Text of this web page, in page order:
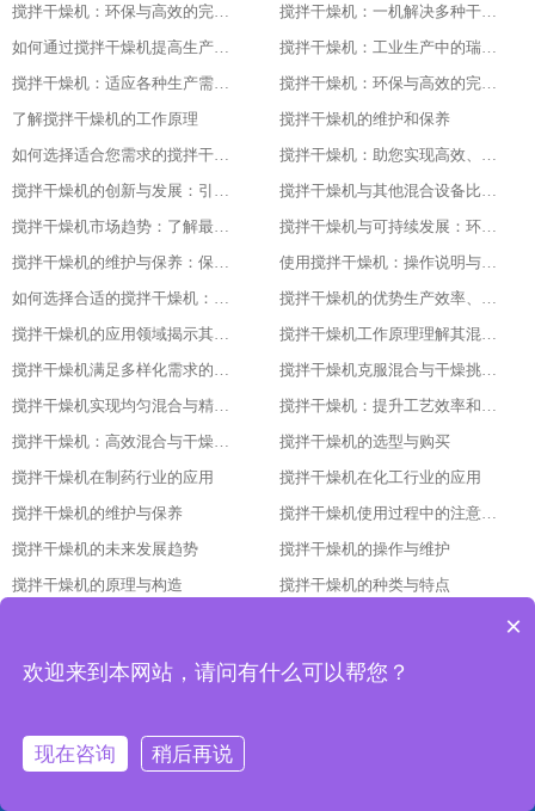
搅拌干燥机：环保与高效的完美结合
搅拌干燥机：一机解决多种干燥问题
如何通过搅拌干燥机提高生产效率
搅拌干燥机：工业生产中的瑞士军刀
搅拌干燥机：适应各种生产需求的利器
搅拌干燥机：环保与高效的完美结合
了解搅拌干燥机的工作原理
搅拌干燥机的维护和保养
如何选择适合您需求的搅拌干燥机
搅拌干燥机：助您实现高效、低成本的干燥体验
搅拌干燥机的创新与发展：引领未来的技术进步随着科技的不断发展和进步
搅拌干燥机与其他混合设备比较：找出最适合您需求的设备
搅拌干燥机市场趋势：了解最新的技术与产品发展
搅拌干燥机与可持续发展：环保与节能的最佳实践
搅拌干燥机的维护与保养：保持设备长期稳定运行的关键
使用搅拌干燥机：操作说明与安全注意事项
如何选择合适的搅拌干燥机：指南与建议
搅拌干燥机的优势生产效率、产品质量与经济效益的结合
搅拌干燥机的应用领域揭示其广泛的使用范围
搅拌干燥机工作原理理解其混合与干燥过程的细节
搅拌干燥机满足多样化需求的强大工具
搅拌干燥机克服混合与干燥挑战的关键
搅拌干燥机实现均匀混合与精确控制的秘诀
搅拌干燥机：提升工艺效率和产量的必备设备
搅拌干燥机：高效混合与干燥的理想选择
搅拌干燥机的选型与购买
搅拌干燥机在制药行业的应用
搅拌干燥机在化工行业的应用
搅拌干燥机的维护与保养
搅拌干燥机使用过程中的注意事项
搅拌干燥机的未来发展趋势
搅拌干燥机的操作与维护
搅拌干燥机的原理与构造
搅拌干燥机的种类与特点
搅拌干燥机干燥大豆
×
欢迎来到本网站，请问有什么可以帮您？
现在咨询 稍后再说